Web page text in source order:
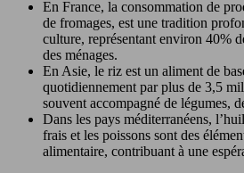
En France, la consommation de
de fromages, est une tradition
culture, représentant environ 40%
des ménages.
En Asie, le riz est un aliment de
quotidiennement par plus de 3,5
souvent accompagné de légumes,
Dans les pays méditerranéens,
frais et les poissons sont des
alimentaire, contribuant à une